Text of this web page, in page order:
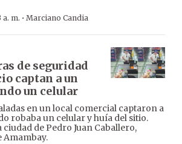
a. m. · Marciano Candia
de seguridad
captan a un
un celular
en un local comercial captaron a
robaba un celular y huía del sitio.
de Pedro Juan Caballero,
Amambay.